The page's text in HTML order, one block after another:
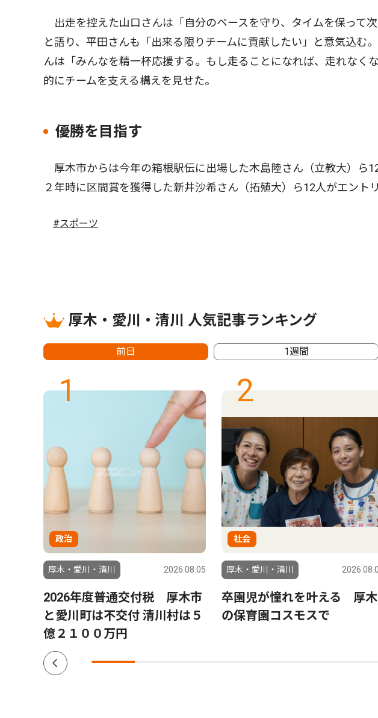
出走を控えた山口さんは「自分のペースを守り、タイムを保って
と語り、平田さんも「出来る限りチームに貢献したい」と意気込む
んは「みんなを精一杯応援する。もし走ることになれば、走れなく
的にチームを支える構えを見せた。
優勝を目指す
厚木市からは今年の箱根駅伝に出場した木島陸さん（立教大）ら
２年時に区間賞を獲得した新井沙希さん（拓殖大）ら12人がエント
#スポーツ
厚木・愛川・清川 人気記事ランキング
前日 1週間
1
政治
厚木・愛川・清川 2026.08.05
2026年度普通交付税 厚木市
と愛川町は不交付 清川村は５
億２１００万円
2
社会
厚木・愛川・清川
卒園児が憧れを叶える 厚木
の保育園コスモスで